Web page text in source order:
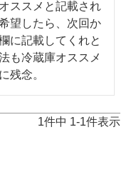
ススメと記載され
望したら、次回か
に記載してくれと
も冷蔵庫オススメ
残念。
1件中 1-1件表示